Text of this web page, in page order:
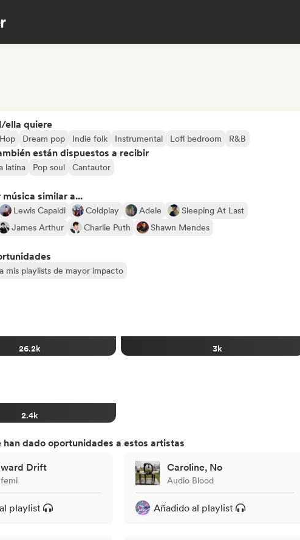
ella quiere
Dream pop Indie folk Instrumental Lofi bedroom R&B
están dispuestos a recibir
latina Pop soul Cantautor
similar a...
Lewis Capaldi Coldplay Adele
Sleeping At Last
James Arthur Charlie Puth Shawn Mendes
mis playlists de mayor impacto
26.2k 3k
2.4k
han dado oportunidades a estos artistas
Drift
playlist
Caroline, No
Audio Blood
Añadido al playlist